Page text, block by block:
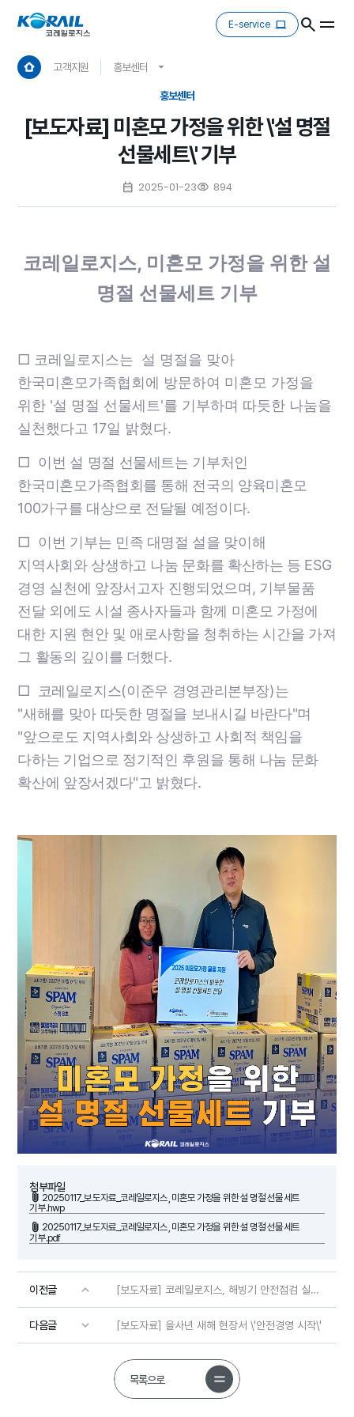
E-service
고객지원 홍보센터
홍보센터
[보도자료] 미혼모 가정을 위한 \'설 명절
선물세트\' 기부
2025-01-23 894
코레일로지스, 미혼모 가정을 위한 설
명절 선물세트 기부
□ 코레일로지스는 설 명절을 맞아
한국미혼모가족협회에 방문하여 미혼모 가정을
위한 '설 명절 선물세트'를 기부하며 따듯한 나눔을
실천했다고 17일 밝혔다.
□ 이번 설 명절 선물세트는 기부처인
한국미혼모가족협회를 통해 전국의 양육미혼모
100가구를 대상으로 전달될 예정이다.
□ 이번 기부는 민족 대명절 설을 맞이해
지역사회와 상생하고 나눔 문화를 확산하는 등 ESG
경영 실천에 앞장서고자 진행되었으며, 기부물품
전달 외에도 시설 종사자들과 함께 미혼모 가정에
대한 지원 현안 및 애로사항을 청취하는 시간을 가져
그 활동의 깊이를 더했다.
□
코레일로지스(이준우 경영관리본부장)는
"새해를 맞아 따듯한 명절을 보내시길 바란다"며
"앞으로도 지역사회와 상생하고 사회적 책임을
다하는 기업으로 정기적인 후원을 통해 나눔 문화
확산에 앞장서겠다"고 밝혔다.
첨부파일
20250117_보도자료_코레일로지스, 미혼모 가정을 위한 설 명절 선물세트
기부.hwp
20250117_보도자료_코레일로지스, 미혼모 가정을 위한 설 명절 선물세트
기부.pdf
이전글 [보도자료] 코레일로지스, 해빙기 안전점검 실시…\'안전경영 체계 강화\'
다음글 [보도자료] 을사년 새해 현장서 \'안전경영 시작\'
목록으로